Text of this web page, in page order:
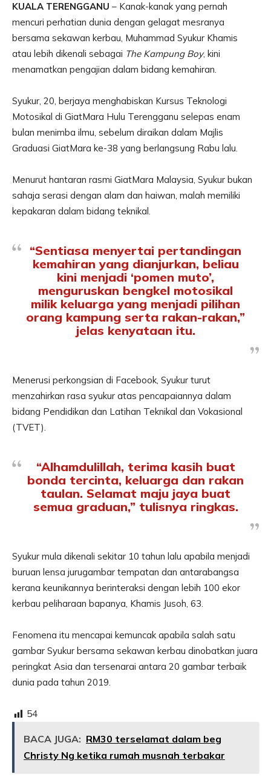
KUALA TERENGGANU – Kanak-kanak yang pernah
mencuri perhatian dunia dengan gelagat mesranya
bersama sekawan kerbau, Muhammad Syukur Khamis
atau lebih dikenali sebagai The Kampung Boy, kini
menamatkan pengajian dalam bidang kemahiran.
Syukur, 20, berjaya menghabiskan Kursus Teknologi
Motosikal di GiatMara Hulu Terengganu selepas enam
bulan menimba ilmu, sebelum diraikan dalam Majlis
Graduasi GiatMara ke-38 yang berlangsung Rabu lalu.
Menurut hantaran rasmi GiatMara Malaysia, Syukur bukan
sahaja serasi dengan alam dan haiwan, malah memiliki
kepakaran dalam bidang teknikal.
“Sentiasa menyertai pertandingan
kemahiran yang dianjurkan, beliau
kini menjadi ‘pomen muto’,
menguruskan bengkel motosikal
milik keluarga yang menjadi pilihan
orang kampung serta rakan-rakan,”
jelas kenyataan itu.
Menerusi perkongsian di Facebook, Syukur turut
menzahirkan rasa syukur atas pencapaiannya dalam
bidang Pendidikan dan Latihan Teknikal dan Vokasional
(TVET).
“Alhamdulillah, terima kasih buat
bonda tercinta, keluarga dan rakan
taulan. Selamat maju jaya buat
semua graduan,” tulisnya ringkas.
Syukur mula dikenali sekitar 10 tahun lalu apabila menjadi
buruan lensa jurugambar tempatan dan antarabangsa
kerana keunikannya berinteraksi dengan lebih 100 ekor
kerbau peliharaan bapanya, Khamis Jusoh, 63.
Fenomena itu mencapai kemuncak apabila salah satu
gambar Syukur bersama sekawan kerbau dinobatkan juara
peringkat Asia dan tersenarai antara 20 gambar terbaik
dunia pada tahun 2019.
54
BACA JUGA: RM30 terselamat dalam beg
Christy Ng ketika rumah musnah terbakar